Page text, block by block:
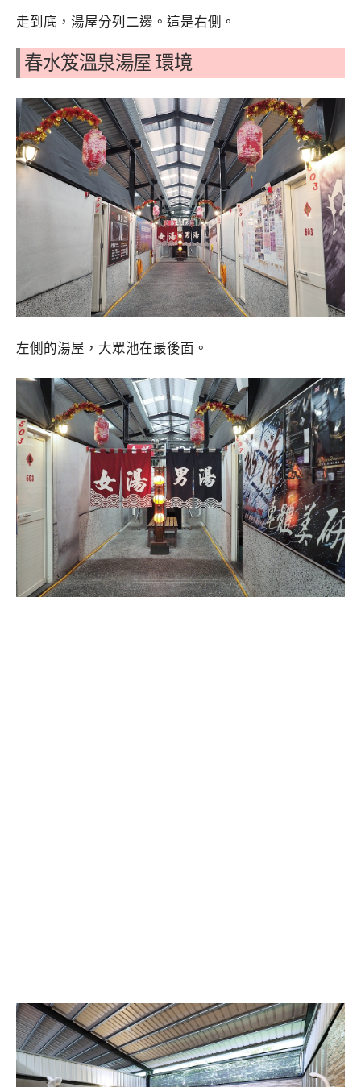
走到底，湯屋分列二邊。這是右側。
春水笈溫泉湯屋 環境
左側的湯屋，大眾池在最後面。